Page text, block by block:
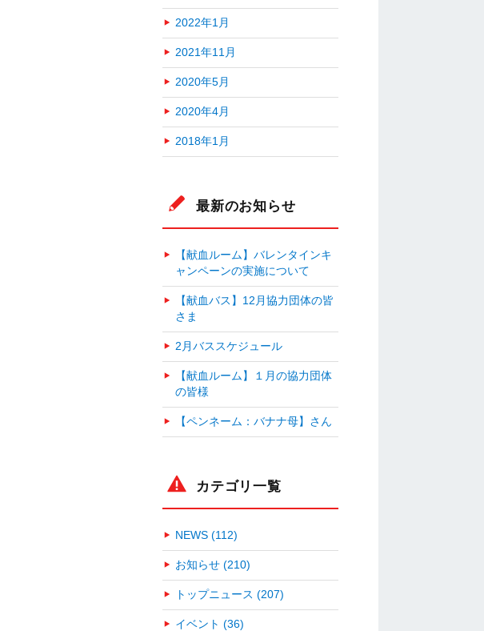
2022年1月
2021年11月
2020年5月
2020年4月
2018年1月
最新のお知らせ
【献血ルーム】バレンタインキ
ャンペーンの実施について
【献血バス】12月協力団体の皆
さま
2月バススケジュール
【献血ルーム】１月の協力団体
の皆様
【ペンネーム：バナナ母】さん
カテゴリ一覧
NEWS (112)
お知らせ (210)
トップニュース (207)
イベント (36)